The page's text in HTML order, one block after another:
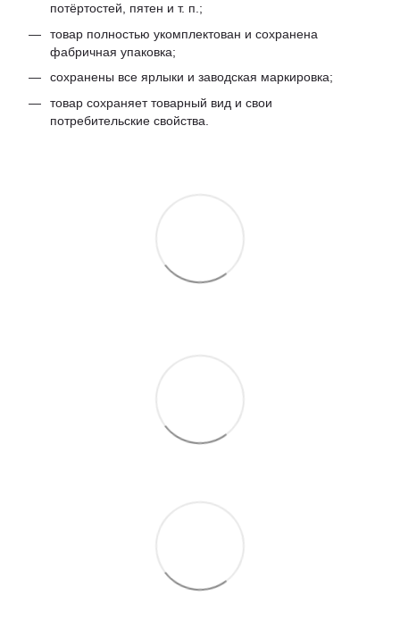
потёртостей, пятен и т. п.;
товар полностью укомплектован и сохранена
фабричная упаковка;
сохранены все ярлыки и заводская маркировка;
товар сохраняет товарный вид и свои
потребительские свойства.